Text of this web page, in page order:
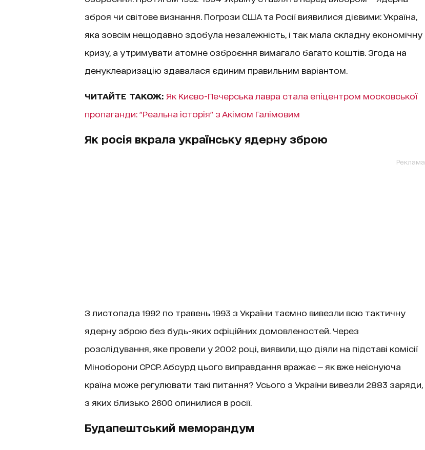
зброя чи світове визнання. Погрози США та Росії виявилися дієвими: Україна,
яка зовсім нещодавно здобула незалежність, і так мала складну економічну
кризу, а утримувати атомне озброєння вимагало багато коштів. Згода на
денуклеаризацію здавалася єдиним правильним варіантом.
ЧИТАЙТЕ ТАКОЖ: Як Києво-Печерська лавра стала епіцентром московської
пропаганди: "Реальна історія" з Акімом Галімовим
Як росія вкрала українську ядерну зброю
Реклама
З листопада 1992 по травень 1993 з України таємно вивезли всю тактичну
ядерну зброю без будь-яких офіційних домовленостей. Через
розслідування, яке провели у 2002 році, виявили, що діяли на підставі комісії
Міноборони СРСР. Абсурд цього виправдання вражає — як вже неіснуюча
країна може регулювати такі питання? Усього з України вивезли 2883 заряди,
з яких близько 2600 опинилися в росії.
Будапештський меморандум